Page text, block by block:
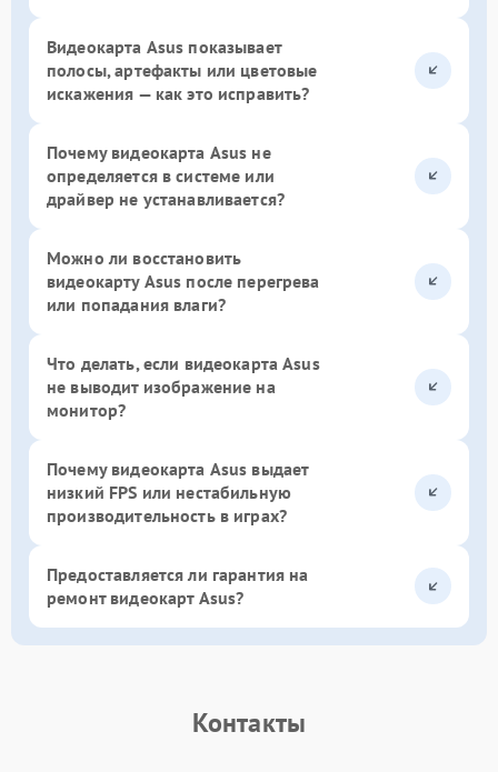
Видеокарта Asus показывает
полосы, артефакты или цветовые
искажения — как это исправить?
Почему видеокарта Asus не
определяется в системе или
драйвер не устанавливается?
Можно ли восстановить
видеокарту Asus после перегрева
или попадания влаги?
Что делать, если видеокарта Asus
не выводит изображение на
монитор?
Почему видеокарта Asus выдает
низкий FPS или нестабильную
производительность в играх?
Предоставляется ли гарантия на
ремонт видеокарт Asus?
Контакты